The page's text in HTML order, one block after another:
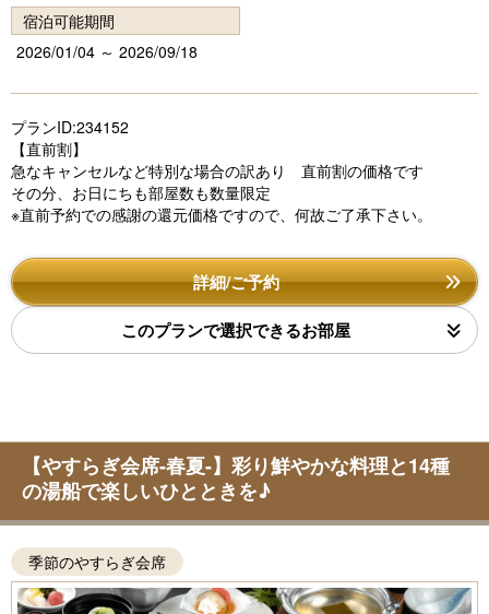
宿泊可能期間
2026/01/04 ～ 2026/09/18
プランID:234152
【直前割】
急なキャンセルなど特別な場合の訳あり 直前割の価格です
その分、お日にちも部屋数も数量限定
※直前予約での感謝の還元価格ですので、何故ご了承下さい。
詳細/ご予約
このプランで選択できるお部屋
【やすらぎ会席-春夏-】彩り鮮やかな料理と14種
の湯船で楽しいひとときを♪
季節のやすらぎ会席